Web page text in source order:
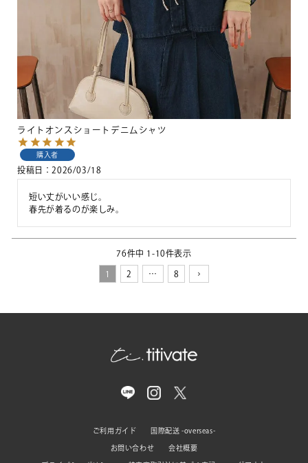
ライトオンスショートデニムシャツ
購入者
投稿日 2026/03/18
短い丈がいい感じ。
春先が着るのが楽しみ。
76件中 1 -10件表示
1 2 … 8
ご利用ガイド 国際配送 -overseas-
お問い合わせ 会社概要